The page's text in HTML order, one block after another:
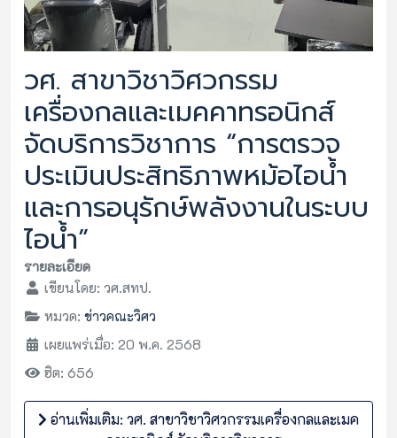
วศ. สาขาวิชาวิศวกรรม
เครื่องกลและเมคคาทรอนิกส์
จัดบริการวิชาการ “การตรวจ
ประเมินประสิทธิภาพหม้อไอน้ำ
และการอนุรักษ์พลังงานในระบบ
ไอน้ำ”
รายละเอียด
เขียนโดย: วศ.สทป.
หมวด: ข่าวคณะวิศว
เผยแพร่เมื่อ: 20 พ.ค. 2568
ฮิต: 656
อ่านเพิ่มเติม: วศ. สาขาวิชาวิศวกรรมเครื่องกลและเมค